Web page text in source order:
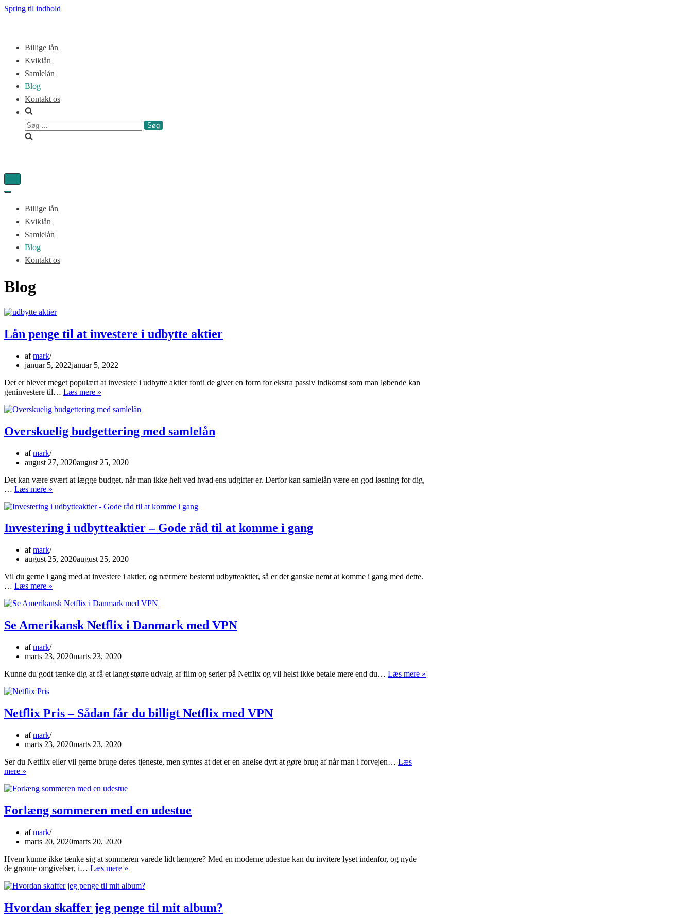
Spring til indhold
Billige lån
Kviklån
Samlelån
Blog
Kontakt os
Søg
efter:
Tænd/sluk
Tænd/sluk
navigationBillige lån
Kviklån
Samlelån
Blog
Kontakt os
Blog
Lån penge til at investere i udbytte aktier
afmark
januar 5, 2022januar 5, 2022
Det er blevet meget populært at investere i udbytte aktier fordi de giver en form for ekstra passiv indkomst som man løbende kan
geninvestere til… Læs mere »
til
investere
i
Overskuelig budgettering med samlelån
afmark
august 27, 2020august 25, 2020
Det kan være svært at lægge budget, når man ikke helt ved hvad ens udgifter er. Derfor kan samlelån være en god løsning for dig,
… Læs mere »
med
Investering i udbytteaktier – Gode råd til at komme i gang
afmark
august 25, 2020august 25, 2020
Vil du gerne i gang med at investere i aktier, og nærmere bestemt udbytteaktier, så er det ganske nemt at komme i gang med dette.
… Læs mere »
udbytteaktier
Gode
råd
komme
gang
Se Amerikansk Netflix i Danmark med VPN
afmark
marts 23, 2020marts 23, 2020
Kunne du godt tænke dig at få et langt større udvalg af film og serier på Netflix og vil helst ikke betale mere end du… Læs mere »
Netflix Pris – Sådan får du billigt Netflix med VPN
afmark
marts 23, 2020marts 23, 2020
Ser du Netflix eller vil gerne bruge deres tjeneste, men syntes at det er en anelse dyrt at gøre brug af når man i forvejen… Læs
mere »
–
får
du
Netflix
med
Forlæng sommeren med en udestue
afmark
marts 20, 2020marts 20, 2020
Hvem kunne ikke tænke sig at sommeren varede lidt længere? Med en moderne udestue kan du invitere lyset indenfor, og nyde
de grønne omgivelser, i… Læs mere »
med
udestue
Hvordan skaffer jeg penge til mit album?